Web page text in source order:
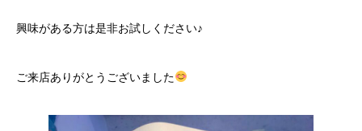
興味がある方は是非お試しください♪
ご来店ありがとうございました